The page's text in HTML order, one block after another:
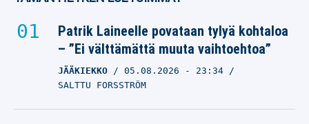
Patrik Laineelle povataan tylyä kohtaloa
– ”Ei välttämättä muuta vaihtoehtoa”
JÄÄKIEKKO 05.08.2026 - 23:34
SALTTU FORSSTRÖM